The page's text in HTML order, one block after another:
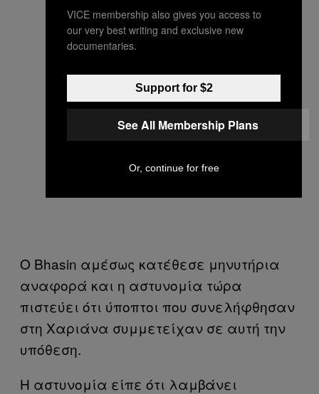
O Bhasin αμέσως κατέθεσε μηνυτήρια
αναφορά και η αστυνομία τώρα
πιστεύει ότι ύποπτοι που συνελήφθησαν
στη Χαριάνα συμμετείχαν σε αυτή την
υπόθεση.
Η αστυνομία είπε ότι λαμβάνει
VICE membership also gives you access to
our very best writing and exclusive new
documentaries.
Support for $2
See All Membership Plans
Or, continue for free